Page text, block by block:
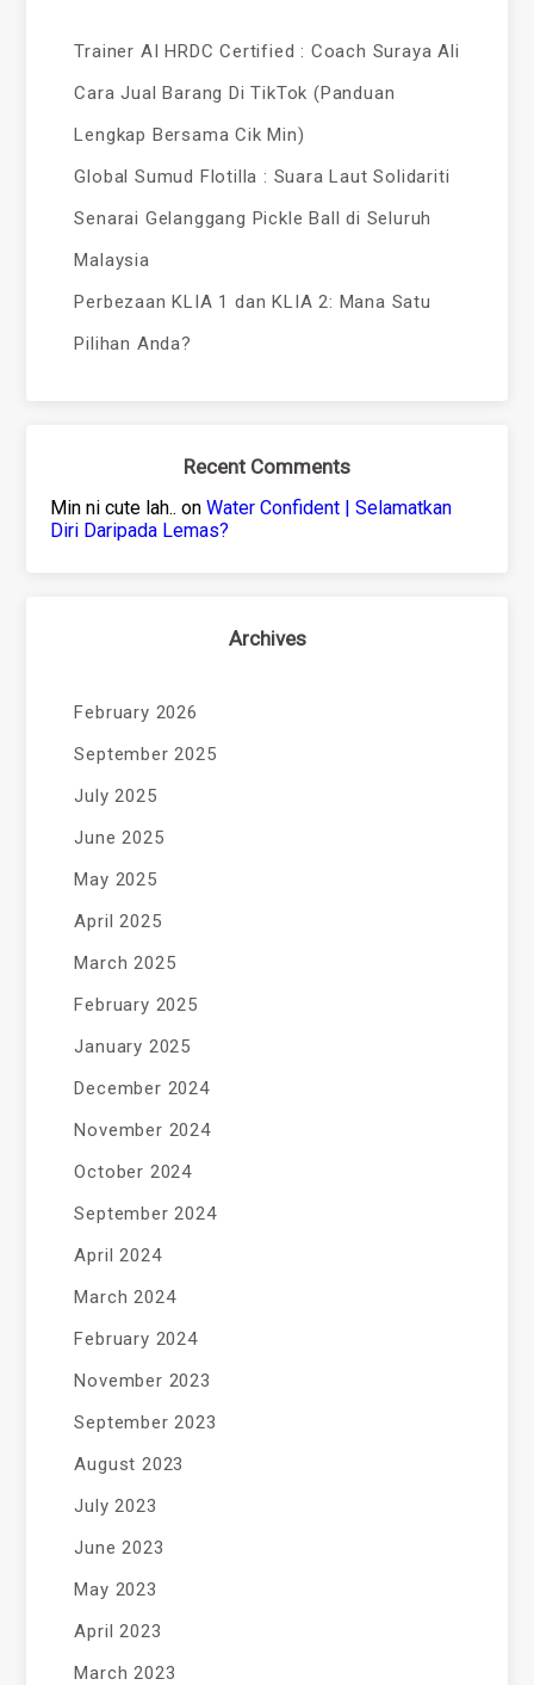
Trainer AI HRDC Certified : Coach Suraya Ali
Cara Jual Barang Di TikTok (Panduan
Lengkap Bersama Cik Min)
Global Sumud Flotilla : Suara Laut Solidariti
Senarai Gelanggang Pickle Ball di Seluruh
Malaysia
Perbezaan KLIA 1 dan KLIA 2: Mana Satu
Pilihan Anda?
Recent Comments
Min ni cute lah.. onWater Confident | Selamatkan
Diri Daripada Lemas?
Archives
February 2026
September 2025
July 2025
June 2025
May 2025
April 2025
March 2025
February 2025
January 2025
December 2024
November 2024
October 2024
September 2024
April 2024
March 2024
February 2024
November 2023
September 2023
August 2023
July 2023
June 2023
May 2023
April 2023
March 2023